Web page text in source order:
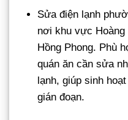
Sửa điện lạnh
nơi khu vực Hoàng
Hồng Phong. Phù
quán ăn cần sửa
lạnh, giúp sinh
gián đoạn.